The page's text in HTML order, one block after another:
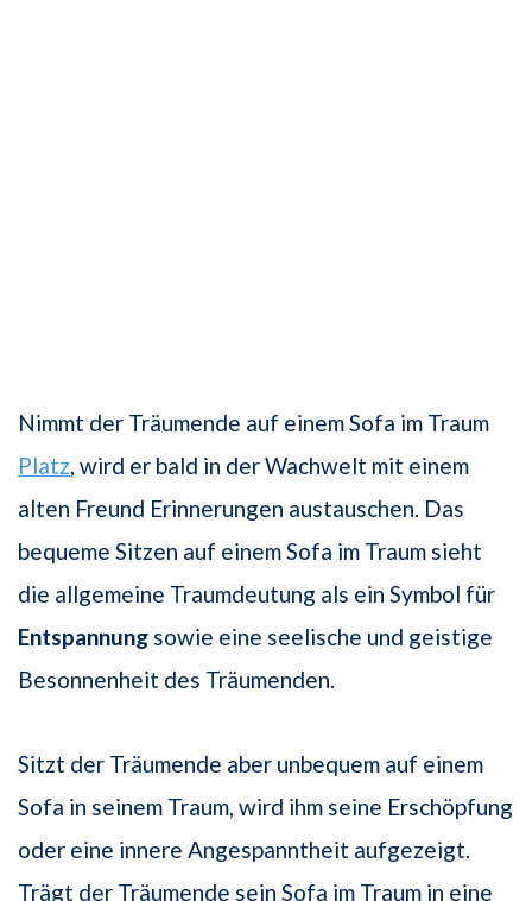
Nimmt der Träumende auf einem Sofa im Traum
Platz, wird er bald in der Wachwelt mit einem
alten Freund Erinnerungen austauschen. Das
bequeme Sitzen auf einem Sofa im Traum sieht
die allgemeine Traumdeutung als ein Symbol für
Entspannung sowie eine seelische und geistige
Besonnenheit des Träumenden.
Sitzt der Träumende aber unbequem auf einem
Sofa in seinem Traum, wird ihm seine Erschöpfung
oder eine innere Angespanntheit aufgezeigt.
Trägt der Träumende sein Sofa im Traum in eine